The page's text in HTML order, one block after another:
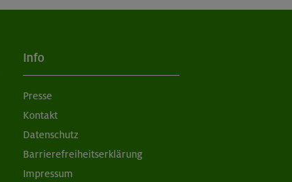
Info
Presse
Kontakt
Datenschutz
Barrierefreiheitserklärung
Impressum